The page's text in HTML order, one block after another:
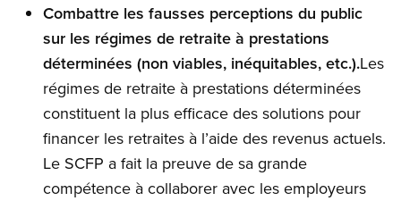
Combattre les fausses perceptions du public
sur les régimes de retraite à prestations
déterminées (non viables, inéquitables, etc.).Les
régimes de retraite à prestations déterminées
constituent la plus efficace des solutions pour
financer les retraites à l’aide des revenus actuels.
Le SCFP a fait la preuve de sa grande
compétence à collaborer avec les employeurs